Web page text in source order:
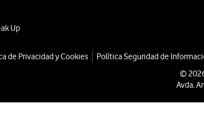
Up
de Privacidad y Cookies Política Seguridad de
©
Avda.